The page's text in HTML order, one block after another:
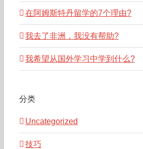
在阿姆斯特丹留学的7个理由?
我去了非洲，我没有帮助?
我希望从国外学习中学到什么?
分类
Uncategorized
技巧